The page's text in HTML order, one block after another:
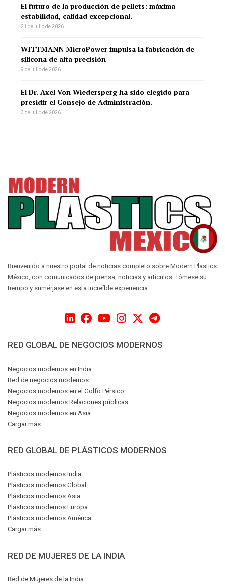
El futuro de la producción de pellets: máxima
estabilidad, calidad excepcional.
21 de julio de 2026
WITTMANN MicroPower impulsa la fabricación de
silicona de alta precisión
9 de julio de 2026
El Dr. Axel Von Wiedersperg ha sido elegido para
presidir el Consejo de Administración.
3 de julio de 2026
Bienvenido a nuestro portal de noticias completo sobre Modern Plastics
México, con comunicados de prensa, noticias y artículos. Tómese su
tiempo y sumérjase en esta increíble experiencia.
RED GLOBAL DE NEGOCIOS MODERNOS
Negocios modernos en India
Red de negocios modernos
Negocios modernos en el Golfo Pérsico
Negocios modernos Relaciones públicas
Negocios modernos en Asia
Cargar más
RED GLOBAL DE PLÁSTICOS MODERNOS
Plásticos modernos India
Plásticos modernos Global
Plásticos modernos Asia
Plásticos modernos Europa
Plásticos modernos América
Cargar más
RED DE MUJERES DE LA INDIA
Red de Mujeres de la India